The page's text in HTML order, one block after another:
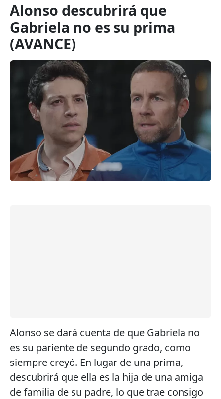
Alonso descubrirá que
Gabriela no es su prima
(AVANCE)
Alonso se dará cuenta de que Gabriela no
es su pariente de segundo grado, como
siempre creyó. En lugar de una prima,
descubrirá que ella es la hija de una amiga
de familia de su padre, lo que trae consigo